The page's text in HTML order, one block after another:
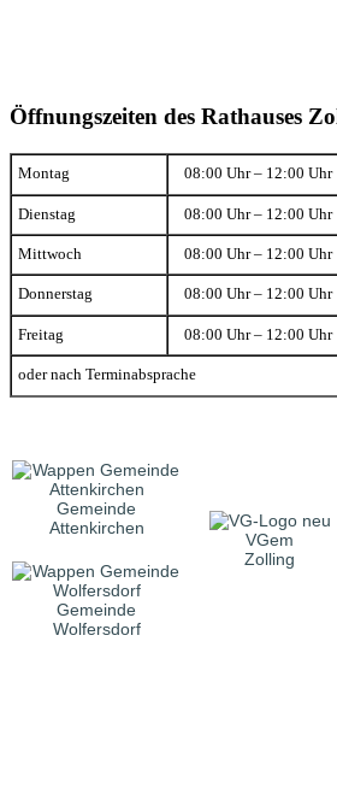
Öffnungszeiten des Rathauses
Montag 08:00 Uhr – 12:00 Uhr
Dienstag 08:00 Uhr – 12:00 Uhr
Mittwoch 08:00 Uhr – 12:00 Uhr
Donnerstag 08:00 Uhr – 12:00 Uhr
Freitag 08:00 Uhr – 12:00 Uhr
oder nach Terminabsprache
Gemeinde
Attenkirchen
VGem
Zolling
Gemeinde
Wolfersdorf